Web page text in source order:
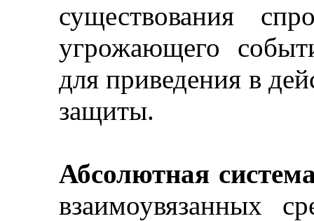
существования
угрожающего
для приведения в
защиты.
Абсолютная
взаимоувязанных